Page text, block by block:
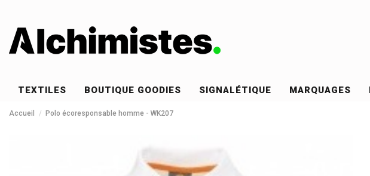
TEXTILES BOUTIQUE GOODIES SIGNALÉTIQUE MARQUAGES
Accueil Polo écoresponsable homme - WK207